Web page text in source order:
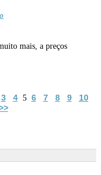
mais, a preços
3 45 6 7 8 9
10